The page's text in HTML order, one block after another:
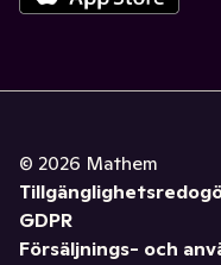
© 2026 Mathem
GDPR
Försäljnings- och